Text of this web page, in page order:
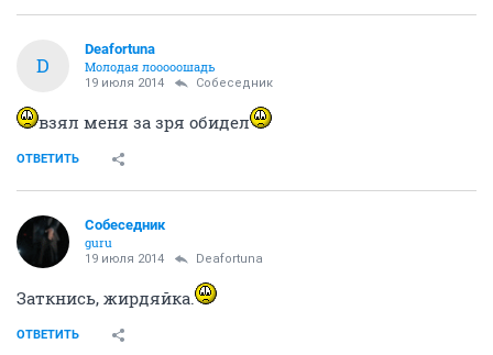
D
Deafortuna
Молодая лооооошадь
19 июля 2014 Собеседник
взял меня за зря обидел
ОТВЕТИТЬ
Собеседник
guru
19 июля 2014 Deafortuna
Заткнись, жирдяйка.
ОТВЕТИТЬ